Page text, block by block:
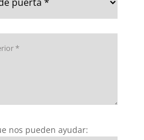
nos pueden ayudar: